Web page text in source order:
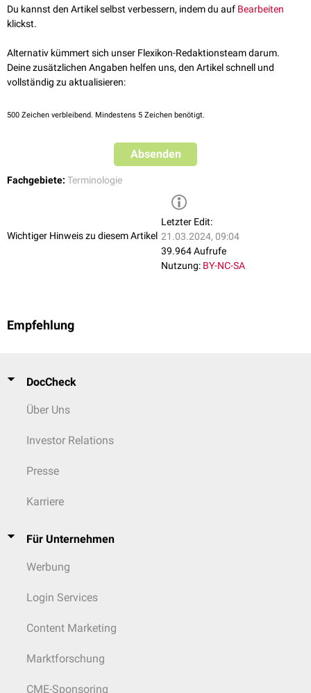
Du kannst den Artikel selbst verbessern, indem du auf Bearbeiten
klickst.
Alternativ kümmert sich unser Flexikon-Redaktionsteam darum.
Deine zusätzlichen Angaben helfen uns, den Artikel schnell und
vollständig zu aktualisieren:
500 Zeichen verbleibend. Mindestens 5 Zeichen benötigt.
Absenden
Fachgebiete: Terminologie
Wichtiger Hinweis zu diesem Artikel
Letzter Edit:
21.03.2024, 09:04
39.964 Aufrufe
Nutzung: BY-NC-SA
Empfehlung
DocCheck
Über Uns
Investor Relations
Presse
Karriere
Für Unternehmen
Werbung
Login Services
Content Marketing
Marktforschung
CME-Sponsoring